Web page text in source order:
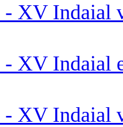
- XV Indaial
- XV Indaial
- XV Indaial